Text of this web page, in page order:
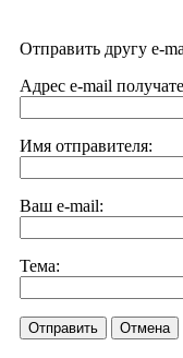
Отправить другу e-
Адрес e-mail
Имя отправителя:
Ваш e-mail:
Тема:
Отправить Отмена